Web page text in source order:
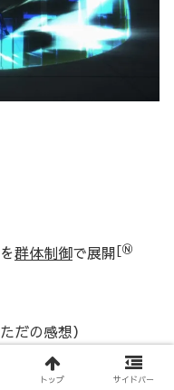
群体制御で展開[Ⓝ
だの感想）
半球エリアどこ行っ
トップ サイドバー